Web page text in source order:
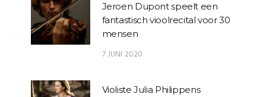
Jeroen Dupont speelt een
fantastisch vioolrecital voor 30
mensen
7 JUNI 2020
Violiste Julia Philippens